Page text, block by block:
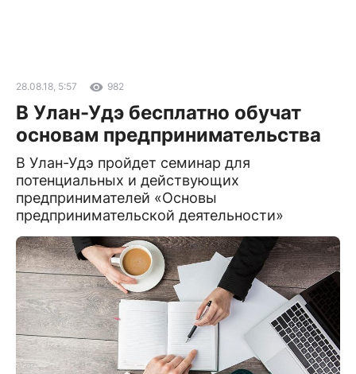
28.08.18, 5:57 982
В Улан-Удэ бесплатно обучат
основам предпринимательства
В Улан-Удэ пройдет семинар для
потенциальных и действующих
предпринимателей «Основы
предпринимательской деятельности»